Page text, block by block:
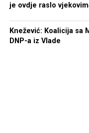
je ovdje raslo
Knežević: Koalicija sa
DNP-a iz Vlade